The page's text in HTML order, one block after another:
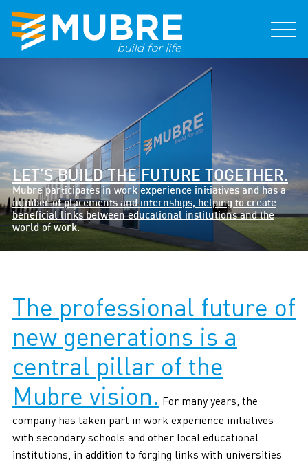
LET’S BUILD THE FUTURE TOGETHER.
Mubre participates in work experience initiatives and has a
number of placements and internships, helping to create
beneficial links between educational institutions and the
world of work.
The professional future of
new generations is a
central pillar of the
Mubre vision.
For many years, the
company has taken part in work experience initiatives
with secondary schools and other local educational
institutions, in addition to forging links with universities